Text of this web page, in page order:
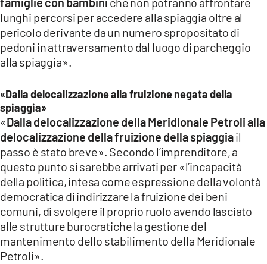
lunghi percorsi per accedere alla spiaggia oltre al
pericolo derivante da un numero spropositato di
pedoni in attraversamento dal luogo di parcheggio
alla spiaggia».
«Dalla delocalizzazione alla fruizione negata della
spiaggia»
«Dalla delocalizzazione della Meridionale Petroli alla
delocalizzazione della fruizione della spiaggiail
passo è stato breve». Secondo l’imprenditore, a
questo punto si sarebbe arrivati per «l’incapacità
della politica, intesa come espressione della volontà
democratica di indirizzare la fruizione dei beni
comuni, di svolgere il proprio ruolo avendo lasciato
alle strutture burocratiche la gestione del
mantenimento dello stabilimento della Meridionale
Petroli».